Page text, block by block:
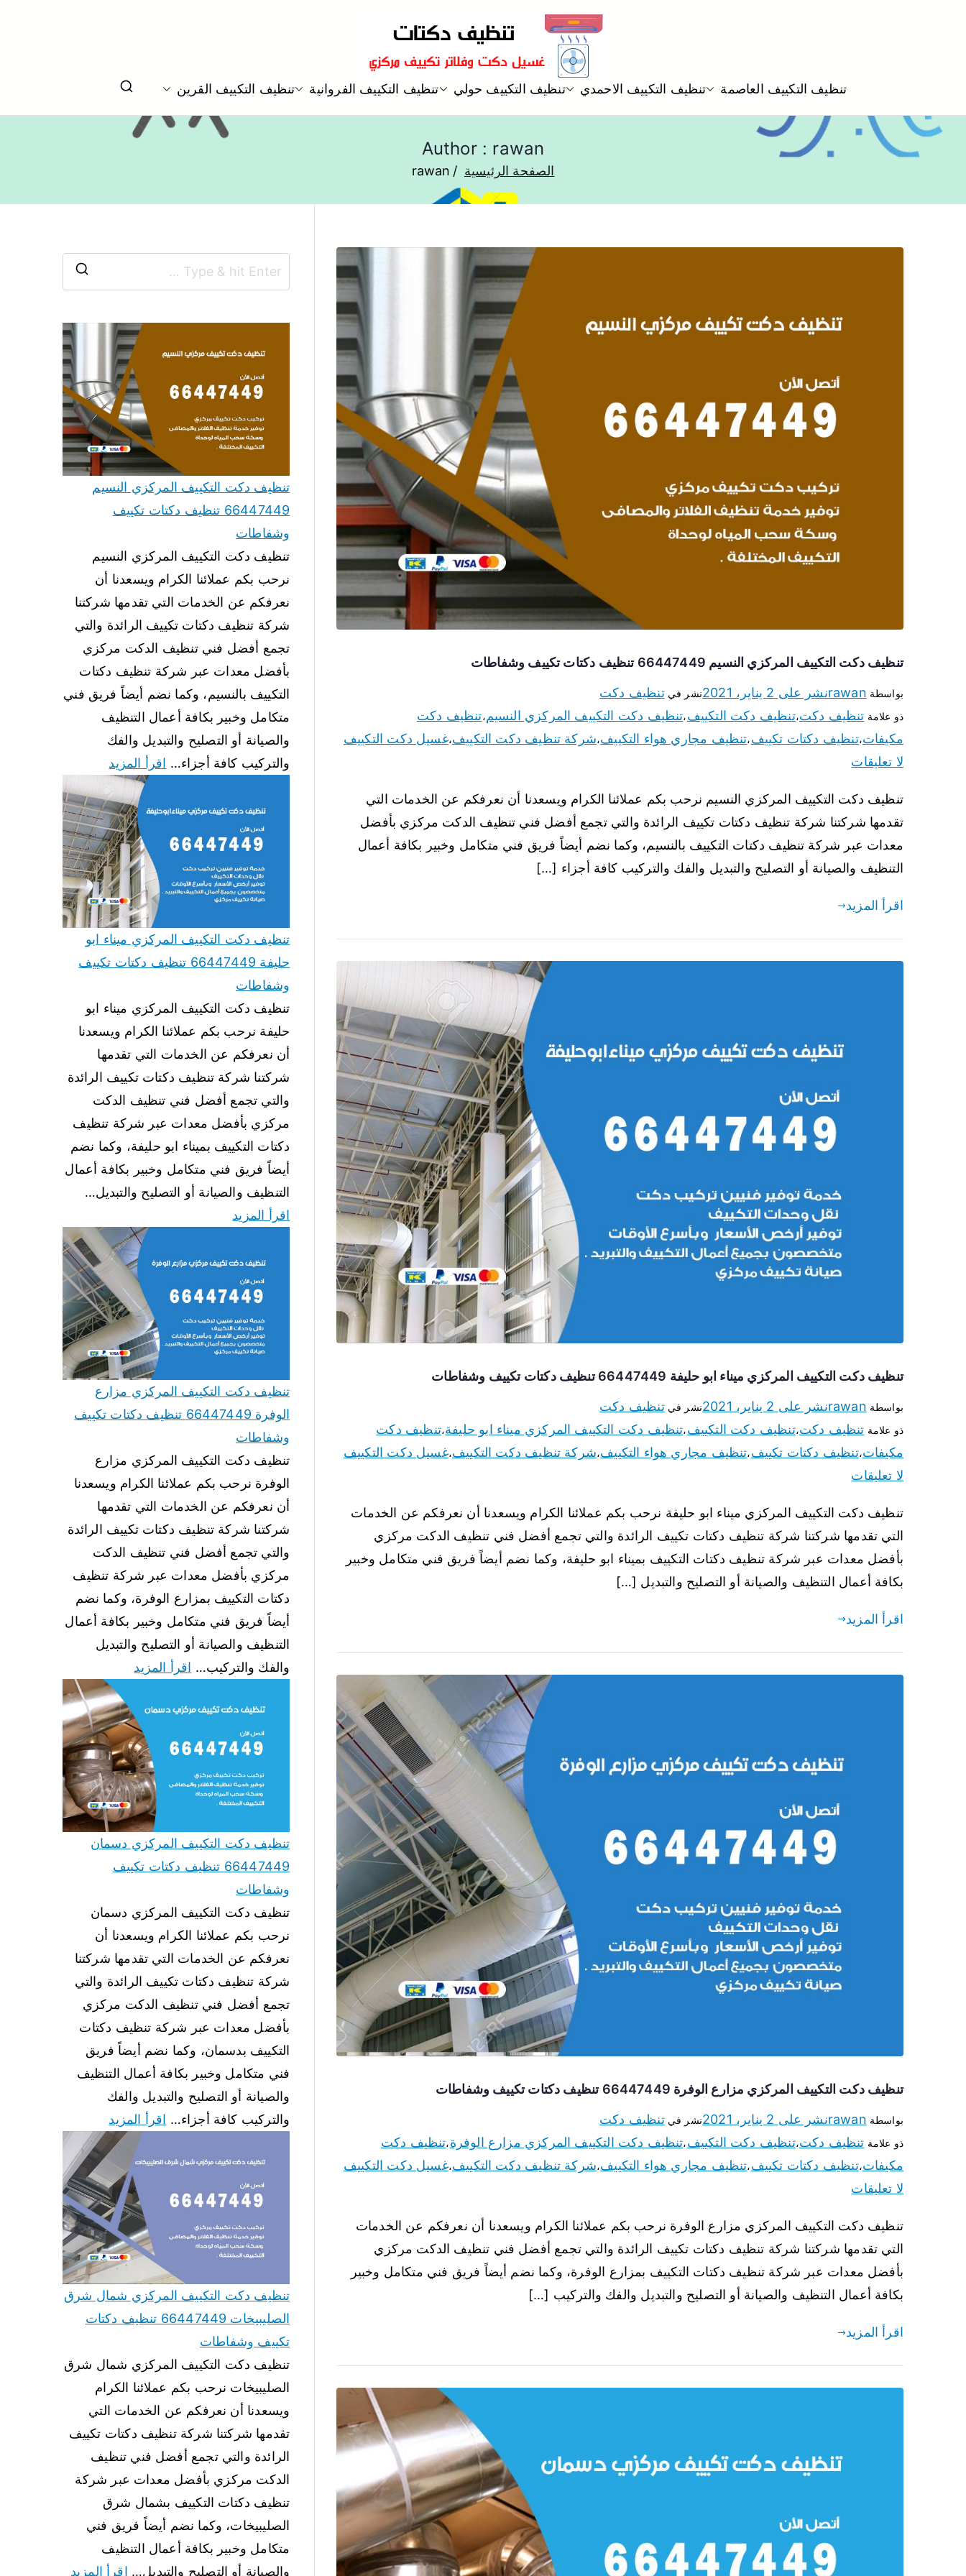
تنظيف دكتات
شركة تنظيف دكتات تكييف مركزي تنظيف التكييف العاصمة تنظيف التكييف الاحمدي تنظيف التكييف حولي تنظيف التكييف الفروانية تنظيف التكييف القرين
Author : rawan
الصفحة الرئيسية rawan
تنظيف دكت التكييف المركزي النسيم 66447449 تنظيف دكتات تكييف وشفاطات
بواسطة rawanنشر على 2 يناير، 2021 نشر فيتنظيف دكت
ذو علامة تنظيف دكت،تنظيف دكت التكييف،تنظيف دكت التكييف المركزي النسيم،تنظيف دكت
مكيفات،تنظيف دكتات تكييف،تنظيف مجاري هواء التكييف،شركة تنظيف دكت التكييف،غسيل دكت التكييف
لا تعليقات
تنظيف دكت التكييف المركزي النسيم نرحب بكم عملائنا الكرام ويسعدنا أن نعرفكم عن الخدمات التي
تقدمها شركتنا شركة تنظيف دكتات تكييف الرائدة والتي تجمع أفضل فني تنظيف الدكت مركزي بأفضل
معدات عبر شركة تنظيف دكتات التكييف بالنسيم، وكما نضم أيضاً فريق فني متكامل وخبير بكافة أعمال
التنظيف والصيانة أو التصليح والتبديل والفك والتركيب كافة أجزاء […]
اقرأ المزيد
تنظيف دكت التكييف المركزي ميناء ابو حليفة 66447449 تنظيف دكتات تكييف وشفاطات
بواسطة rawanنشر على 2 يناير، 2021 نشر فيتنظيف دكت
ذو علامة تنظيف دكت،تنظيف دكت التكييف،تنظيف دكت التكييف المركزي ميناء ابو حليفة،تنظيف دكت
مكيفات،تنظيف دكتات تكييف،تنظيف مجاري هواء التكييف،شركة تنظيف دكت التكييف،غسيل دكت التكييف
لا تعليقات
تنظيف دكت التكييف المركزي ميناء ابو حليفة نرحب بكم عملائنا الكرام ويسعدنا أن نعرفكم عن الخدمات
التي تقدمها شركتنا شركة تنظيف دكتات تكييف الرائدة والتي تجمع أفضل فني تنظيف الدكت مركزي
بأفضل معدات عبر شركة تنظيف دكتات التكييف بميناء ابو حليفة، وكما نضم أيضاً فريق فني متكامل وخبير
بكافة أعمال التنظيف والصيانة أو التصليح والتبديل […]
اقرأ المزيد
تنظيف دكت التكييف المركزي مزارع الوفرة 66447449 تنظيف دكتات تكييف وشفاطات
بواسطة rawanنشر على 2 يناير، 2021 نشر فيتنظيف دكت
ذو علامة تنظيف دكت،تنظيف دكت التكييف،تنظيف دكت التكييف المركزي مزارع الوفرة،تنظيف دكت
مكيفات،تنظيف دكتات تكييف،تنظيف مجاري هواء التكييف،شركة تنظيف دكت التكييف،غسيل دكت التكييف
لا تعليقات
تنظيف دكت التكييف المركزي مزارع الوفرة نرحب بكم عملائنا الكرام ويسعدنا أن نعرفكم عن الخدمات
التي تقدمها شركتنا شركة تنظيف دكتات تكييف الرائدة والتي تجمع أفضل فني تنظيف الدكت مركزي
بأفضل معدات عبر شركة تنظيف دكتات التكييف بمزارع الوفرة، وكما نضم أيضاً فريق فني متكامل وخبير
بكافة أعمال التنظيف والصيانة أو التصليح والتبديل والفك والتركيب […]
اقرأ المزيد
تنظيف دكت التكييف المركزي النسيم
66447449 تنظيف دكتات تكييف
وشفاطات
تنظيف دكت التكييف المركزي النسيم
نرحب بكم عملائنا الكرام ويسعدنا أن
نعرفكم عن الخدمات التي تقدمها شركتنا
شركة تنظيف دكتات تكييف الرائدة والتي
تجمع أفضل فني تنظيف الدكت مركزي
بأفضل معدات عبر شركة تنظيف دكتات
التكييف بالنسيم، وكما نضم أيضاً فريق فني
متكامل وخبير بكافة أعمال التنظيف
والصيانة أو التصليح والتبديل والفك
والتركيب كافة أجزاء… اقرأ المزيد
تنظيف دكت التكييف المركزي ميناء ابو
حليفة 66447449 تنظيف دكتات تكييف
وشفاطات
تنظيف دكت التكييف المركزي ميناء ابو
حليفة نرحب بكم عملائنا الكرام ويسعدنا
أن نعرفكم عن الخدمات التي تقدمها
شركتنا شركة تنظيف دكتات تكييف الرائدة
والتي تجمع أفضل فني تنظيف الدكت
مركزي بأفضل معدات عبر شركة تنظيف
دكتات التكييف بميناء ابو حليفة، وكما نضم
أيضاً فريق فني متكامل وخبير بكافة أعمال
التنظيف والصيانة أو التصليح والتبديل…
اقرأ المزيد
تنظيف دكت التكييف المركزي مزارع
الوفرة 66447449 تنظيف دكتات تكييف
وشفاطات
تنظيف دكت التكييف المركزي مزارع
الوفرة نرحب بكم عملائنا الكرام ويسعدنا
أن نعرفكم عن الخدمات التي تقدمها
شركتنا شركة تنظيف دكتات تكييف الرائدة
والتي تجمع أفضل فني تنظيف الدكت
مركزي بأفضل معدات عبر شركة تنظيف
دكتات التكييف بمزارع الوفرة، وكما نضم
أيضاً فريق فني متكامل وخبير بكافة أعمال
التنظيف والصيانة أو التصليح والتبديل
والفك والتركيب… اقرأ المزيد
تنظيف دكت التكييف المركزي دسمان
66447449 تنظيف دكتات تكييف
وشفاطات
تنظيف دكت التكييف المركزي دسمان
نرحب بكم عملائنا الكرام ويسعدنا أن
نعرفكم عن الخدمات التي تقدمها شركتنا
شركة تنظيف دكتات تكييف الرائدة والتي
تجمع أفضل فني تنظيف الدكت مركزي
بأفضل معدات عبر شركة تنظيف دكتات
التكييف بدسمان، وكما نضم أيضاً فريق
فني متكامل وخبير بكافة أعمال التنظيف
والصيانة أو التصليح والتبديل والفك
والتركيب كافة أجزاء… اقرأ المزيد
تنظيف دكت التكييف المركزي شمال شرق
الصليبيخات 66447449 تنظيف دكتات
تكييف وشفاطات
تنظيف دكت التكييف المركزي شمال شرق
الصليبيخات نرحب بكم عملائنا الكرام
ويسعدنا أن نعرفكم عن الخدمات التي
تقدمها شركتنا شركة تنظيف دكتات تكييف
الرائدة والتي تجمع أفضل فني تنظيف
الدكت مركزي بأفضل معدات عبر شركة
تنظيف دكتات التكييف بشمال شرق
الصليبيخات، وكما نضم أيضاً فريق فني
متكامل وخبير بكافة أعمال التنظيف
والصيانة أو التصليح والتبديل… اقرأ المزيد